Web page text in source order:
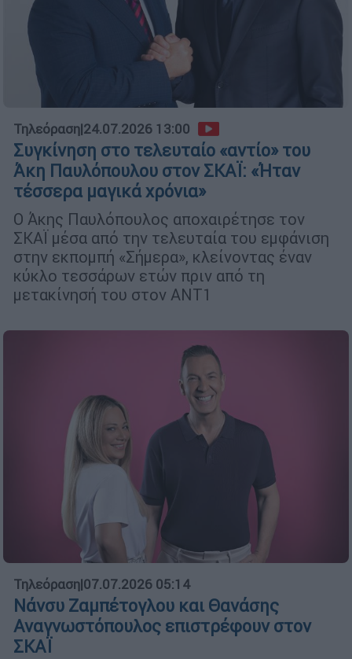
Τηλεόραση|24.07.2026 13:00
Συγκίνηση στο τελευταίο «αντίο» του
Άκη Παυλόπουλου στον ΣΚΑΪ: «Ήταν
τέσσερα μαγικά χρόνια»
Ο Άκης Παυλόπουλος αποχαιρέτησε τον
ΣΚΑΪ μέσα από την τελευταία του εμφάνιση
στην εκπομπή «Σήμερα», κλείνοντας έναν
κύκλο τεσσάρων ετών πριν από τη
μετακίνησή του στον ΑΝΤ1
Τηλεόραση|07.07.2026 05:14
Νάνσυ Ζαμπέτογλου και Θανάσης
Αναγνωστόπουλος επιστρέφουν στον
ΣΚΑΪ